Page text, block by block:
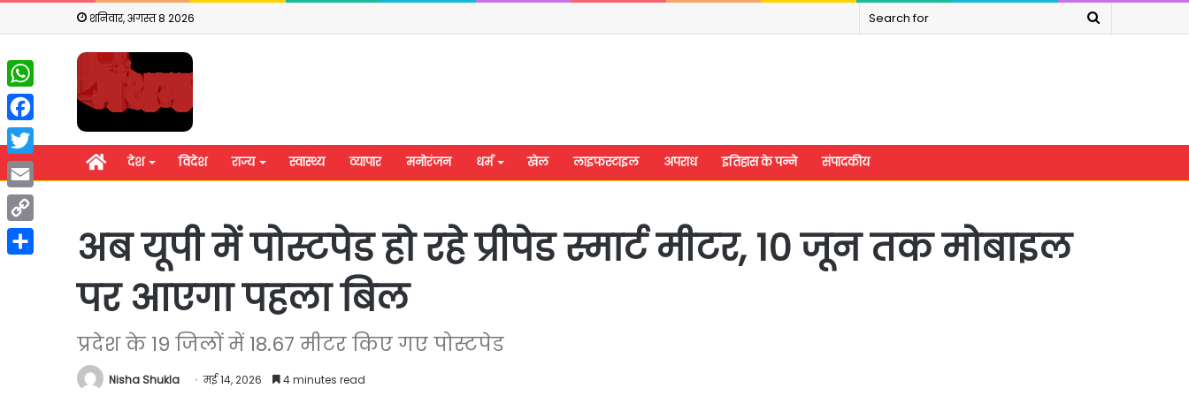
शनिवार, अगस्त 8 2026
Search
होम देश विदेश राज्य स्वास्थ्य व्यापार मनोरंजन धर्म खेल लाइफस्टाइल अपराध इतिहास के पन्ने संपादकीय
अब यूपी में पोस्टपेड हो रहे प्रीपेड स्मार्ट मीटर, 10 जून तक मोबाइल
पर आएगा पहला बिल
प्रदेश के 19 जिलों में 18.67 मीटर किए गए पोस्टपेड
Nisha Shukla मई 14, 2026 4 minutes read
WhatsApp
Facebook
Twitter
Email
Copy
Link